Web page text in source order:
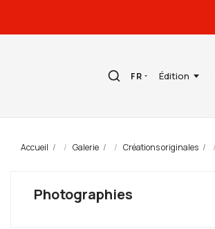
FR Édition
Accueil Galerie Créations originales
Photographies